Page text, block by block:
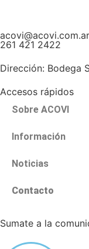
acovi@acovi.com.ar
261 421 2422
Dirección: Bodega
Accesos rápidos
Sobre ACOVI
Información
Noticias
Contacto
Sumate a la